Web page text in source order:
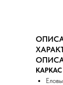
КАРКАС